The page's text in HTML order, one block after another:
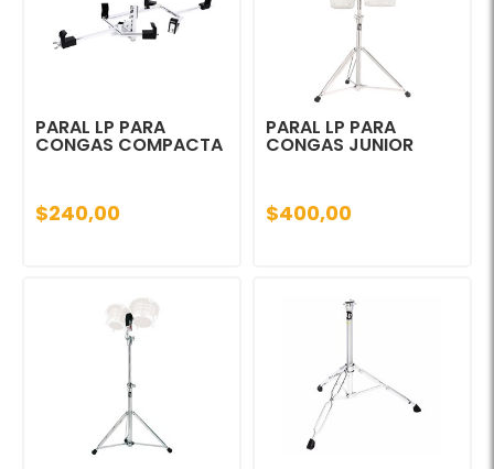
PARAL LP PARA
CONGAS COMPACTA
$240,00
PARAL LP PARA
CONGAS JUNIOR
$400,00